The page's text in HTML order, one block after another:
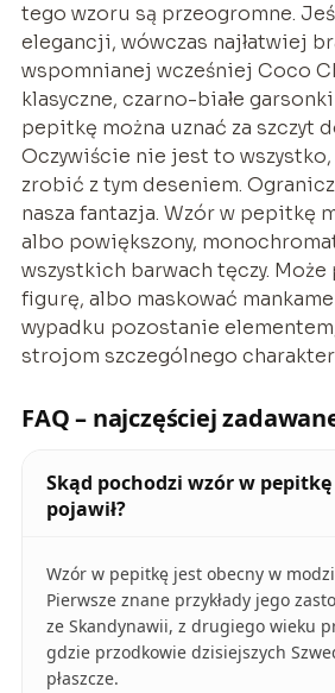
tego wzoru są przeogromne.
elegancji, wówczas najłatwiej
wspomnianej wcześniej Coco
klasyczne, czarno-białe
pepitkę można uznać za szczyt
Oczywiście nie jest to wszystko,
zrobić z tym deseniem.
nasza fantazja. Wzór w pepitkę
albo powiększony,
wszystkich barwach tęczy. Może
figurę, albo maskować
wypadku pozostanie
strojom szczególnego
FAQ – najczęściej
Skąd pochodzi wzór w
pojawił?
Wzór w pepitkę jest obecny w
Pierwsze znane przykłady jego
ze Skandynawii, z drugiego wieku
gdzie przodkowie dzisiejszych
płaszcze.